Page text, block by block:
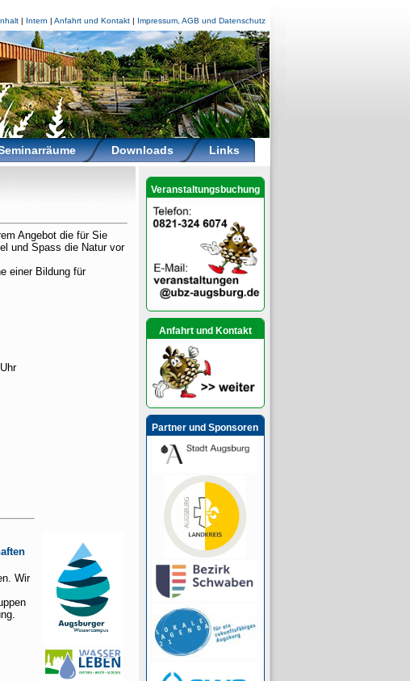
| Intern | Anfahrt und Kontakt| Impressum, AGB und Datenschutz
Downloads Links
Angebot die für Sie
und Spass die Natur vor
einer Bildung für
Wir
Veranstaltungsbuchung
Anfahrt und Kontakt
Partner und Sponsoren